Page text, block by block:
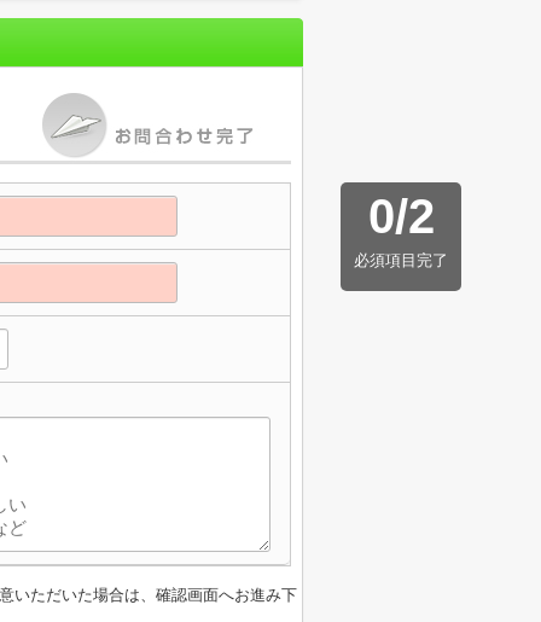
0/2
必須項目完了
いただいた場合は、確認画面へお進み下